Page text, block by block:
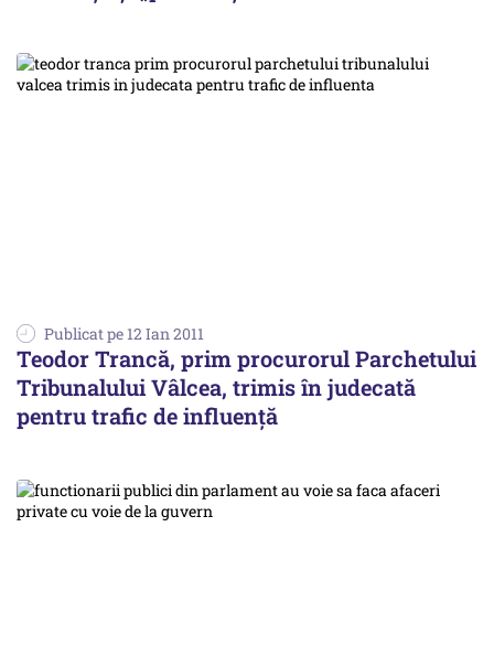
Publicat pe 12 Ian 2011
Teodor Trancă, prim procurorul Parchetului
Tribunalului Vâlcea, trimis în judecată
pentru trafic de influenţă